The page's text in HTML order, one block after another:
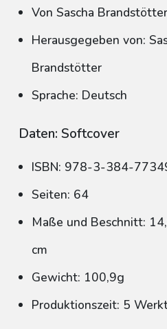
Von Sascha Brandstötter
Herausgegeben von:
Brandstötter
Sprache: Deutsch
Daten: Softcover
ISBN: 978-3-384-
Seiten: 64
Maße und Beschnitt:
cm
Gewicht: 100,9g
Produktionszeit: 5